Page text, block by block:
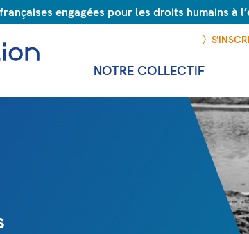
engagées pour les droits humains à
NOTRE COLLECTIF